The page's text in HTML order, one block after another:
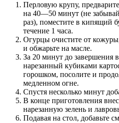
Перловую крупу,
на 40—50 минут (не
раз), поместите в кипящий
течение 1 часа.
Огурцы очистите от
и обжарьте на масле.
За 20 минут до завершения
нарезанный кубиками
горошком, посолите и
медленном огне.
Спустя несколько минут
В конце приготовления
нарезанную зелень и
Подавая на стол, добавьте